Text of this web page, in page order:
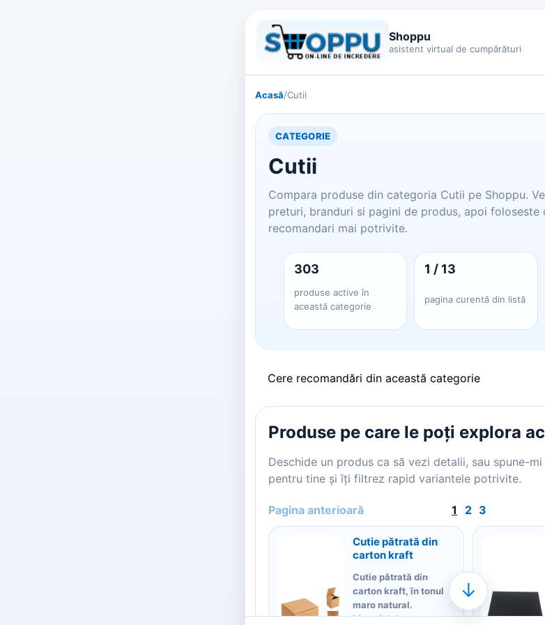
Shoppu
asistent virtual de cumpărături
Acasă/Cutii
CATEGORIE
Cutii
Compara produse din categoria Cutii pe Shoppu.
preturi, branduri si pagini de produs, apoi foloseste
recomandari mai potrivite.
303
produse active în
această categorie
1 / 13
pagina curentă din listă
Cere recomandări din această categorie
Produse pe care le poți explora
Deschide un produs ca să vezi detalii, sau spune-
pentru tine și îți filtrez rapid variantele potrivite.
Pagina anterioară 1 2 3
Cutie pătrată din
carton kraft
Cutie pătrată din
carton kraft, în tonul
maro natural.
Materialul
↓